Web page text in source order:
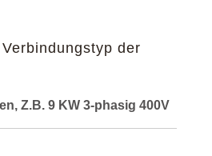
der
Z.B. 9 KW 3-phasig 400V